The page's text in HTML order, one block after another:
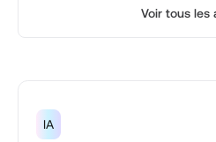
Voir tous les
IA